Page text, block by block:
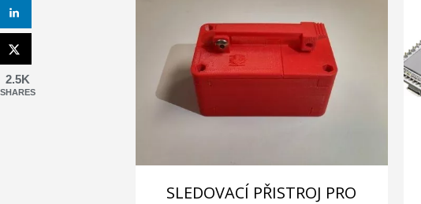
SLEDOVACÍ PŘISTROJ PRO
2.5K
SHARES